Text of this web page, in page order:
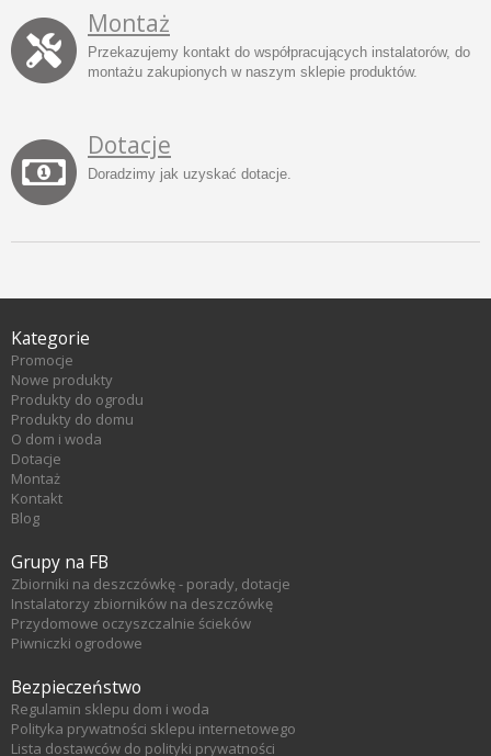
Montaż
Przekazujemy kontakt do współpracujących instalatorów, do
montażu zakupionych w naszym sklepie produktów.
Dotacje
Doradzimy jak uzyskać dotacje.
Kategorie
Promocje
Nowe produkty
Produkty do ogrodu
Produkty do domu
O dom i woda
Dotacje
Montaż
Kontakt
Blog
Grupy na FB
Zbiorniki na deszczówkę - porady, dotacje
Instalatorzy zbiorników na deszczówkę
Przydomowe oczyszczalnie ścieków
Piwniczki ogrodowe
Bezpieczeństwo
Regulamin sklepu dom i woda
Polityka prywatności sklepu internetowego
Lista dostawców do polityki prywatności